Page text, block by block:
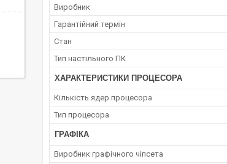
Виробник
Гарантійний термін
Стан
Тип настільного ПК
ХАРАКТЕРИСТИКИ ПРОЦЕСОРА
Кількість ядер процесора
Тип процесора
ГРАФІКА
Виробник графічного чіпсета